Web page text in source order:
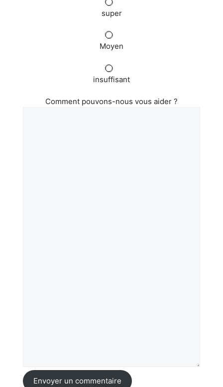
super
Moyen
insuffisant
Comment pouvons-nous vous aider ?
Envoyer un commentaire